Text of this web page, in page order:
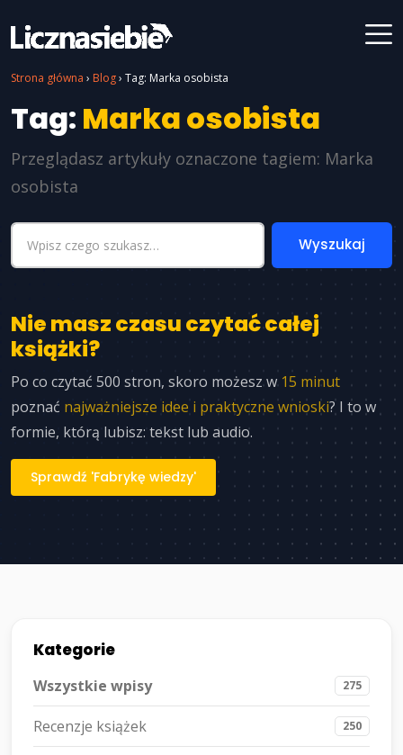
Strona główna › Blog› Tag: Marka osobista
Tag: Marka osobista
Przeglądasz artykuły oznaczone tagiem: Marka
osobista
Nie masz czasu czytać całej
książki?
Po co czytać 500 stron, skoro możesz w 15 minut
poznać najważniejsze idee i praktyczne wnioski? I to w
formie, którą lubisz: tekst lub audio.
Sprawdź 'Fabrykę wiedzy'
Kategorie
Wszystkie wpisy 275
Recenzje książek 250